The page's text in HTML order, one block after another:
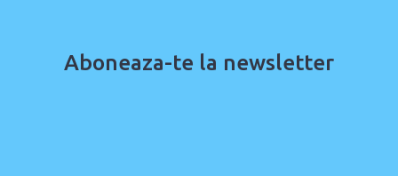
Aboneaza-te la newsletter